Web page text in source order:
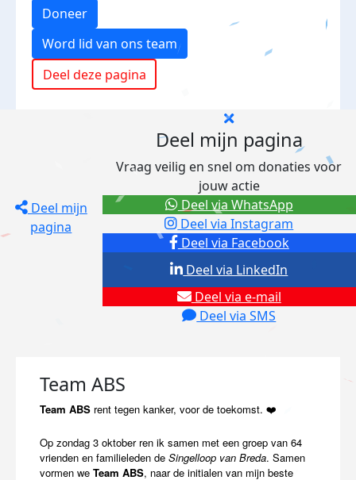
Doneer
Word lid van ons team
Deel deze pagina
Deel mijn
pagina
Deel mijn pagina
Vraag veilig en snel om donaties voor
jouw actie
Deel via Facebook
Deel via Instagram
Deel via e-mail
Deel via SMS
Deel via LinkedIn
Deel via WhatsApp
Team ABS
Team ABS rent tegen kanker, voor de toekomst. ❤️
Op zondag 3 oktober ren ik samen met een groep van 64
vrienden en familieleden de Singelloop van Breda. Samen
vormen we Team ABS, naar de initialen van mijn beste